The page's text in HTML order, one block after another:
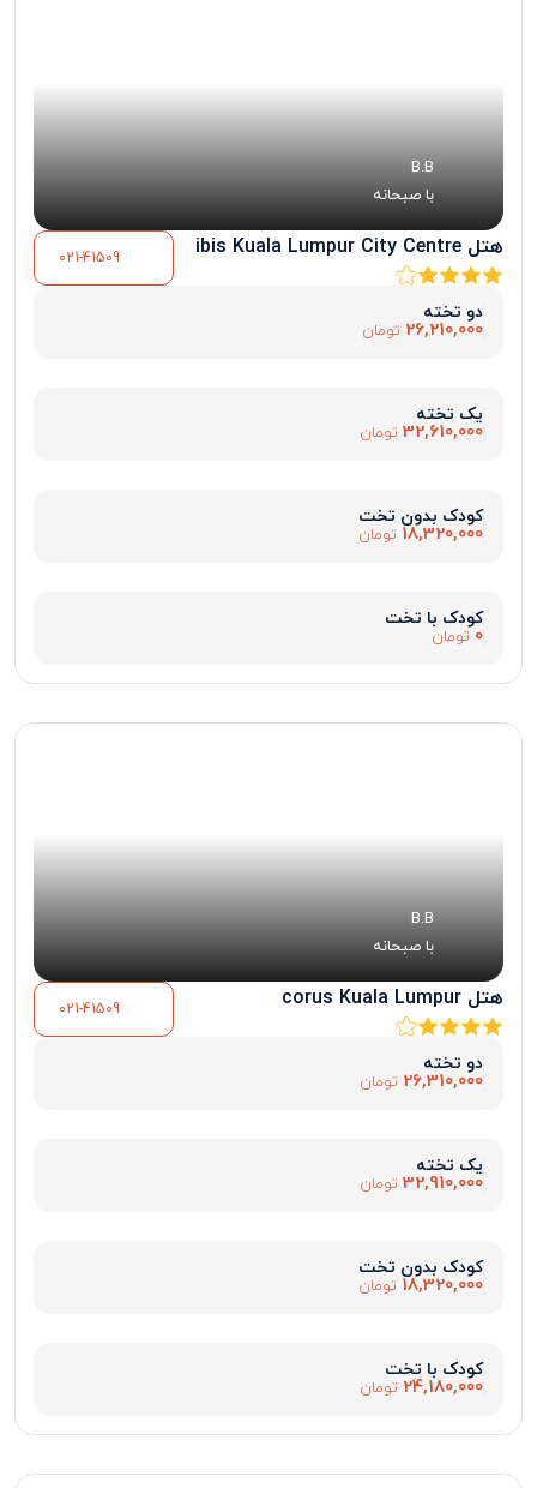
B.B
با صبحانه
هتل ibis Kuala Lumpur City Centre 021-41509
دو تخته
26,210,000 تومان
یک تخته
32,610,000 تومان
کودک بدون تخت
18,320,000 تومان
کودک با تخت
0 تومان
B.B
با صبحانه
هتل corus Kuala Lumpur 021-41509
دو تخته
26,310,000 تومان
یک تخته
32,910,000 تومان
کودک بدون تخت
18,320,000 تومان
کودک با تخت
24,180,000 تومان